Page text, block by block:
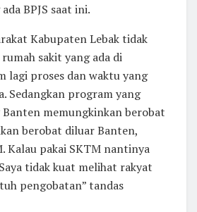
BPJS saat ini.
Kabupaten Lebak tidak
sakit yang ada di
lagi proses dan waktu yang
Sedangkan program yang
Banten memungkinkan berobat
berobat diluar Banten,
Kalau pakai SKTM nantinya
tidak kuat melihat rakyat
pengobatan” tandas